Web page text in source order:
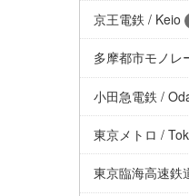
京王電鉄 / Keio
多摩都市モノレ
小田急電鉄 /
東京メトロ /
東京臨海高速鉄